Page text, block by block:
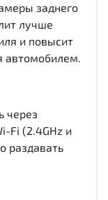
заднего
лучше
и повысит
автомобилем.
через
Fi (2.4GHz и
раздавать